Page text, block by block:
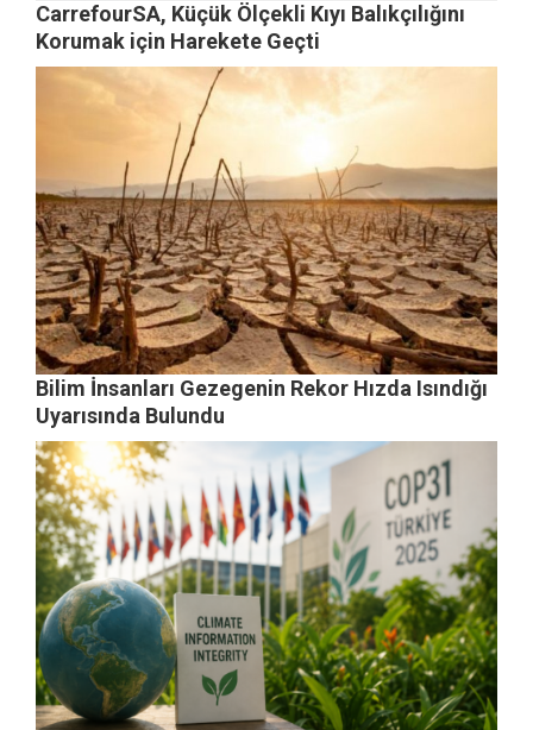
CarrefourSA, Küçük Ölçekli Kıyı Balıkçılığını
Korumak için Harekete Geçti
Bilim İnsanları Gezegenin Rekor Hızda Isındığı
Uyarısında Bulundu